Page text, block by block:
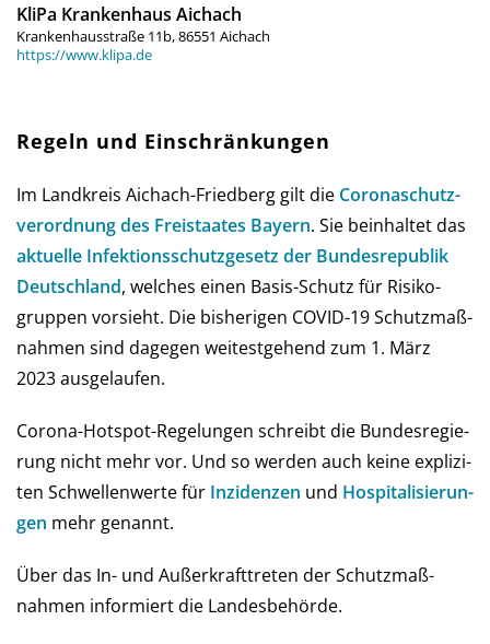
KliPa Krankenhaus Aichach
Krankenhausstraße 11b, 86551 Aichach
https://www.klipa.de
Regeln und Einschränkungen
Im Landkreis Aichach-Friedberg gilt die Corona­schutz­
ver­ord­nung des Frei­staates Bay­ern. Sie be­in­hal­tet das
aktu­elle Infe­ktions­schutz­ge­setz der Bun­des­re­pub­lik
Deutsch­land, wel­ches einen Basis-Schutz für Risi­ko­
grup­pen vor­sieht. Die bis­he­ri­gen COVID-19 Schutz­maß­
nah­men sind da­ge­gen wei­test­gehend zum 1. März
2023 ausgelaufen.
Corona-Hot­spot-Regelungen schreibt die Bun­des­re­gie­
rung nicht mehr vor. Und so wer­den auch keine ex­pli­zi­
ten Schwel­len­werte für Inzi­den­zen und Hos­pi­ta­li­sie­run­
gen mehr genannt.
Über das In- und Außer­kraft­treten der Schutz­maß­
nahmen infor­miert die Landes­behörde.